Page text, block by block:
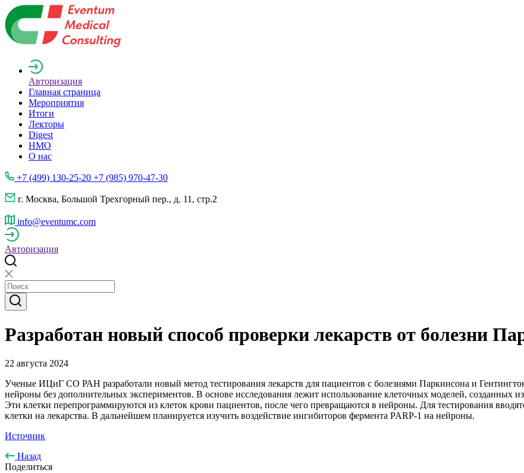
Авторизация
Главная страница
Мероприятия
Итоги
Лекторы
Digest
НМО
О нас
+7 (499) 130-25-20 +7 (985) 970-47-30
г. Москва, Большой Трехгорный пер., д. 11, стр.2
info@eventumc.com
Авторизация
Разработан новый способ проверки лекарств от болезни
22 августа 2024
Ученые ИЦиГ СО РАН разработали новый метод тестирования лекарств для пациентов с болезнями Паркинсона и
нейроны без дополнительных экспериментов. В основе исследования лежит использование клеточных моделей,
Эти клетки перепрограммируются из клеток крови пациентов, после чего превращаются в нейроны. Для тестирования
клетки на лекарства. В дальнейшем планируется изучить воздействие ингибиторов фермента PARP-1 на нейроны.
Источник
Назад
Поделиться